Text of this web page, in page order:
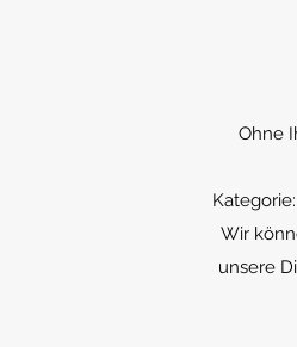
Ohne
Wir
unsere